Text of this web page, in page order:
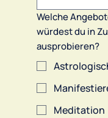
Welche
würdest du in
ausprobieren?
Meditation